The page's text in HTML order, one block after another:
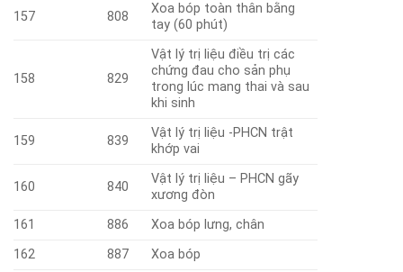
157 808
Xoa bóp toàn thân bằng
tay (60 phút)
158 829
Vật lý trị liệu điều trị các
chứng đau cho sản phụ
trong lúc mang thai và sau
khi sinh
159 839
Vật lý trị liệu -PHCN trật
khớp vai
160 840
Vật lý trị liệu – PHCN gãy
xương đòn
161
886
Xoa bóp lưng, chân
162
887 Xoa bóp